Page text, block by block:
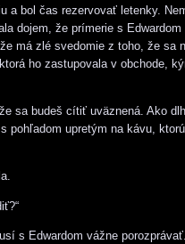
a bol čas rezervovať letenky.
dojem, že prímerie s Edwardom
má zlé svedomie z toho, že sa
ho zastupovala v obchode,
sa budeš cítiť uväznená. Ako
pohľadom upretým na kávu,
s Edwardom vážne